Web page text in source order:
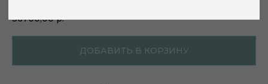
36700,00 р.
ДОБАВИТЬ В КОРЗИНУ